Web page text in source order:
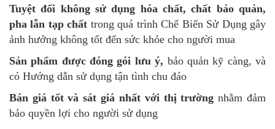
Tuyệt đối không sử dụng hóa chất, chất bảo quản,
pha lẫn tạp chất trong quá trình Chế Biến Sử Dụng gây
ảnh hưởng không tốt đến sức khỏe cho người mua
Sản phẩm được đóng gói lưu ý, bảo quản kỹ càng, và
có Hướng dẫn sử dụng tận tình chu đáo
Bán giá tốt và sát giá nhất với thị trường nhằm đảm
bảo quyền lợi cho người sử dụng